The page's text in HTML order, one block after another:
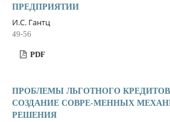
ПРЕДПРИЯТИИ
И.С. Гантц
49-56
PDF
ПРОБЛЕМЫ ЛЬГОТНОГО
СОЗДАНИЕ СОВРЕ-МЕННЫХ
РЕШЕНИЯ